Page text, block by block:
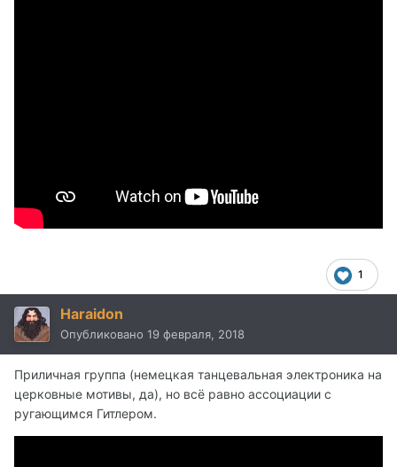
1
Haraidon
Опубликовано 19 февраля, 2018
Приличная группа (немецкая танцевальная электроника на
церковные мотивы, да), но всё равно ассоциации с
ругающимся Гитлером.